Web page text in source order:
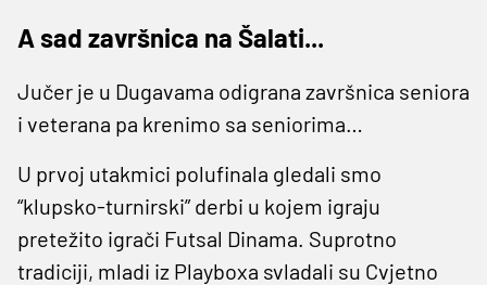
A sad završnica na Šalati...
Jučer je u Dugavama odigrana završnica seniora
i veterana pa krenimo sa seniorima…
U prvoj utakmici polufinala gledali smo
“klupsko-turnirski” derbi u kojem igraju
pretežito igrači Futsal Dinama. Suprotno
tradiciji, mladi iz Playboxa svladali su Cvjetno